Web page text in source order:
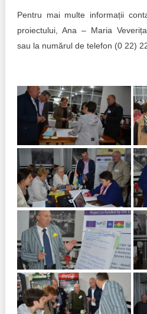
Pentru mai multe informații
proiectului, Ana – Maria
sau la numărul de telefon (0 22)